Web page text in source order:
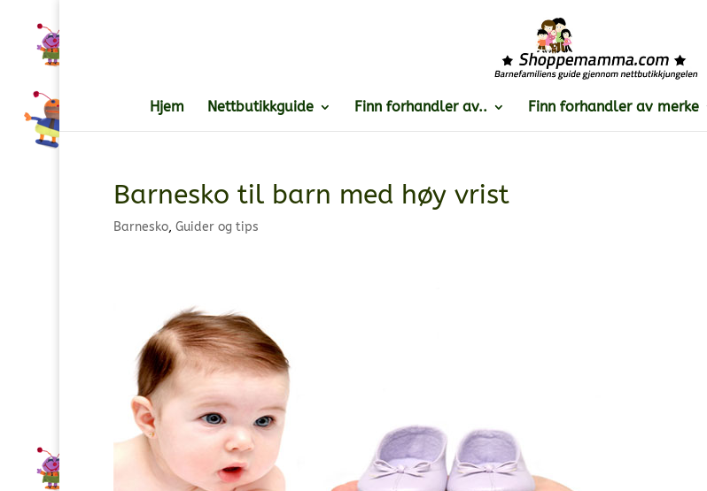
Hjem Nettbutikkguide Finn forhandler av.. Finn forhandler av merke
Barnesko til barn med høy vrist
Barnesko, Guider og tips